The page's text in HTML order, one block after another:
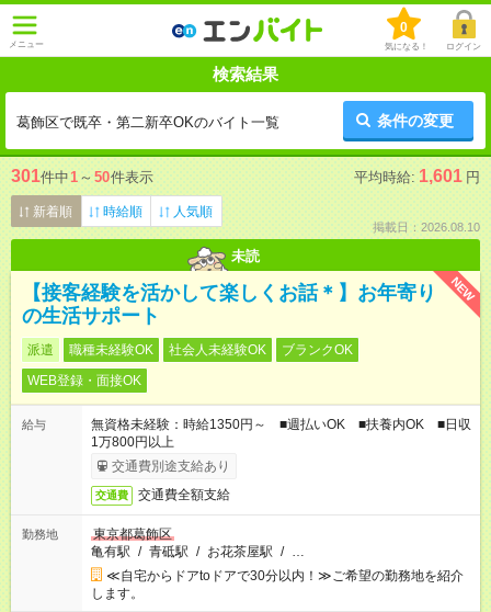
メニュー
0
気になる！ ログイン
検索結果
葛飾区で既卒・第二新卒OKのバイト一覧 条件の変更
301件中1 ～ 50件表示 平均時給: 1,601 円
新着順 時給順 人気順
掲載日：2026.08.10
未読
NEW
【接客経験を活かして楽しくお話＊】お年寄り
の生活サポート
派遣 職種未経験OK 社会人未経験OK
ブランクOK
WEB登録・面接OK
給与
無資格未経験：時給1350円～ ■週払いOK ■扶養内OK ■日収
1万800円以上
交通費別途支給あり
交通費 交通費全額支給
勤務地
東京都葛飾区
亀有駅 / 青砥駅 / お花茶屋駅 / …
≪自宅からドアtoドアで30分以内！≫ご希望の勤務地を紹介
します。